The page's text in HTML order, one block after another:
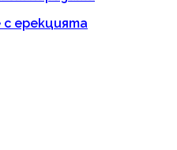
ерекцията